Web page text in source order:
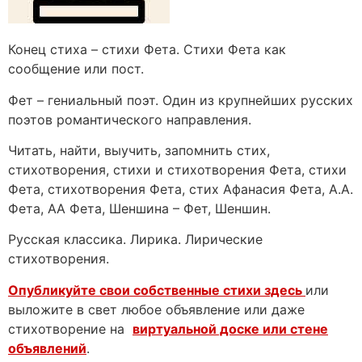
Конец стиха – стихи Фета. Стихи Фета как
сообщение или пост.
Фет – гениальный поэт. Один из крупнейших русских
поэтов романтического направления.
Читать, найти, выучить, запомнить стих,
стихотворения, стихи и стихотворения Фета, стихи
Фета, стихотворения Фета, стих Афанасия Фета, А.А.
Фета, АА Фета, Шеншина – Фет, Шеншин.
Русская классика. Лирика. Лирические
стихотворения.
Опубликуйте свои собственные стихи здесь или
выложите в свет любое объявление или даже
стихотворение на виртуальной доске или стене
объявлений.